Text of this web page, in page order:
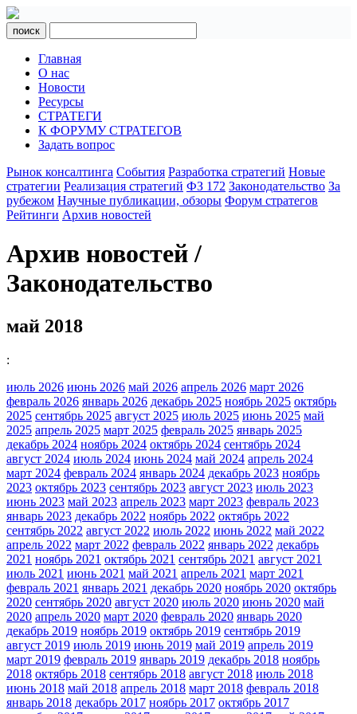
поиск
Главная
О нас
Новости
Ресурсы
СТРАТЕГИ
К ФОРУМУ СТРАТЕГОВ
Задать вопрос
Рынок консалтинга События Разработка стратегий Новые
стратегии Реализация стратегий ФЗ 172 Законодательство За
рубежом Научные публикации, обзоры Форум стратегов
Рейтинги Архив новостей
Архив новостей /
Законодательство
май 2018
:
июль 2026 июнь 2026 май 2026 апрель 2026 март 2026
февраль 2026 январь 2026 декабрь 2025 ноябрь 2025 октябрь
2025 сентябрь 2025 август 2025 июль 2025 июнь 2025 май
2025 апрель 2025 март 2025 февраль 2025 январь 2025
декабрь 2024 ноябрь 2024 октябрь 2024 сентябрь 2024
август 2024 июль 2024 июнь 2024 май 2024 апрель 2024
март 2024 февраль 2024 январь 2024 декабрь 2023 ноябрь
2023 октябрь 2023 сентябрь 2023 август 2023 июль 2023
июнь 2023 май 2023 апрель 2023 март 2023 февраль 2023
январь 2023 декабрь 2022 ноябрь 2022 октябрь 2022
сентябрь 2022 август 2022 июль 2022 июнь 2022 май 2022
апрель 2022 март 2022 февраль 2022 январь 2022 декабрь
2021 ноябрь 2021 октябрь 2021 сентябрь 2021 август 2021
июль 2021 июнь 2021 май 2021 апрель 2021 март 2021
февраль 2021 январь 2021 декабрь 2020 ноябрь 2020 октябрь
2020 сентябрь 2020 август 2020 июль 2020 июнь 2020 май
2020 апрель 2020 март 2020 февраль 2020 январь 2020
декабрь 2019 ноябрь 2019 октябрь 2019 сентябрь 2019
август 2019 июль 2019 июнь 2019 май 2019 апрель 2019
март 2019 февраль 2019 январь 2019 декабрь 2018 ноябрь
2018 октябрь 2018 сентябрь 2018 август 2018 июль 2018
июнь 2018 май 2018 апрель 2018 март 2018 февраль 2018
январь 2018 декабрь 2017 ноябрь 2017 октябрь 2017